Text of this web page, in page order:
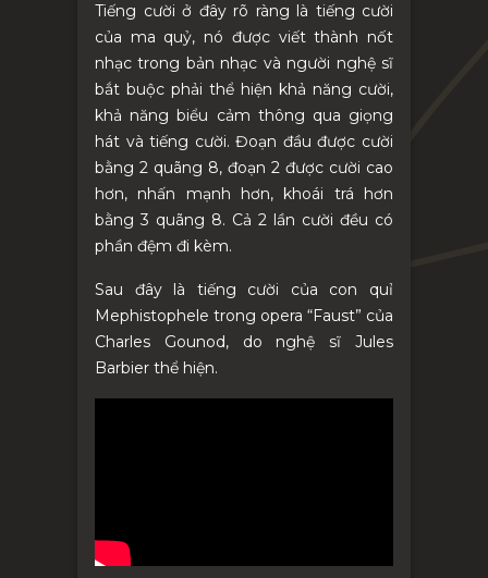
Tiếng cười ở đây rõ ràng là tiếng cười
của ma quỷ, nó được viết thành nốt
nhạc trong bản nhạc và người nghệ sĩ
bắt buộc phải thể hiện khả năng cười,
khả năng biểu cảm thông qua giọng
hát và tiếng cười. Đoạn đầu được cười
bằng 2 quãng 8, đoạn 2 được cười cao
hơn, nhấn mạnh hơn, khoái trá hơn
bằng 3 quãng 8. Cả 2 lần cười đều có
phần đệm đi kèm.
Sau đây là tiếng cười của con quỉ
Mephistophele trong opera “Faust” của
Charles Gounod, do nghệ sĩ Jules
Barbier thể hiện.